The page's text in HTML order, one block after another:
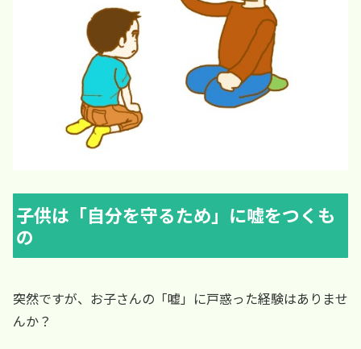
子供は「自分を守るため」に嘘をつくも
の
突然ですが、お子さんの「嘘」に戸惑った経験はありませ
んか？